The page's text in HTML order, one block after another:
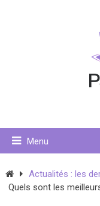
Menu
Actualités : les
Quels sont les